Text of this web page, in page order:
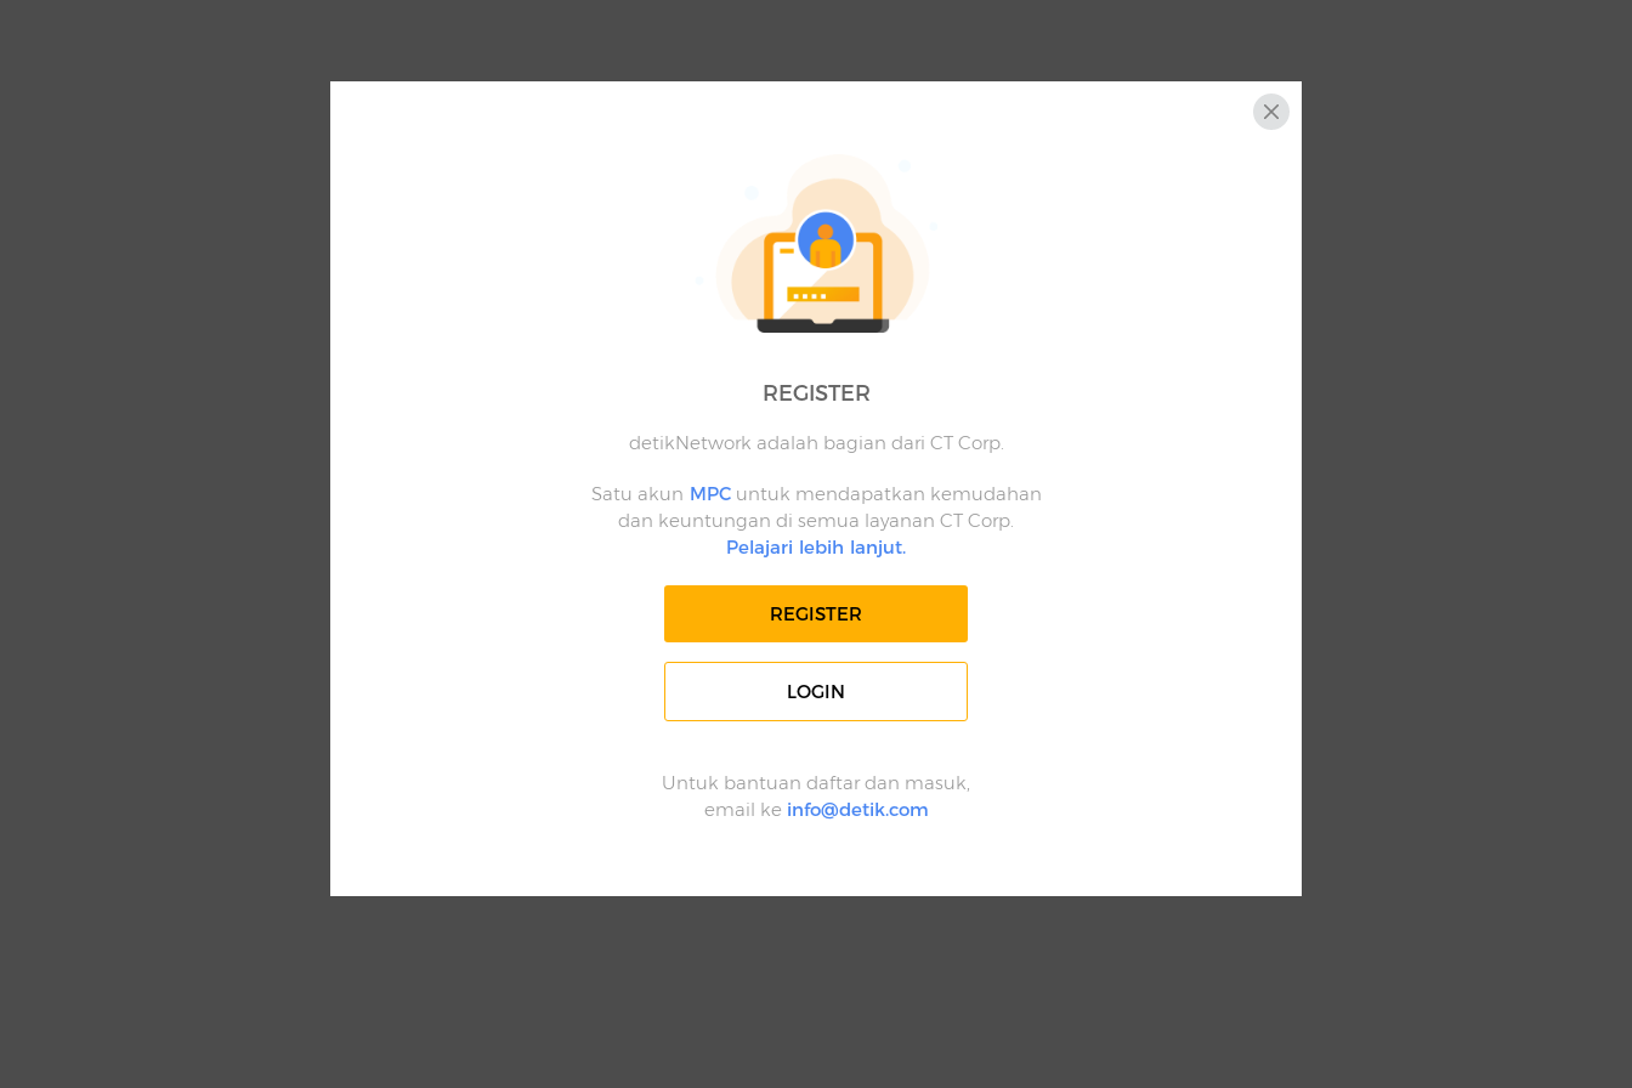
REGISTER
detikNetwork adalah bagian dari CT Corp.
Satu akun MPCuntuk mendapatkan kemudahan
dan keuntungan di semua layanan CT Corp.
Pelajari lebih lanjut.
REGISTER
LOGIN
Untuk bantuan daftar dan masuk,
email ke info@detik.com